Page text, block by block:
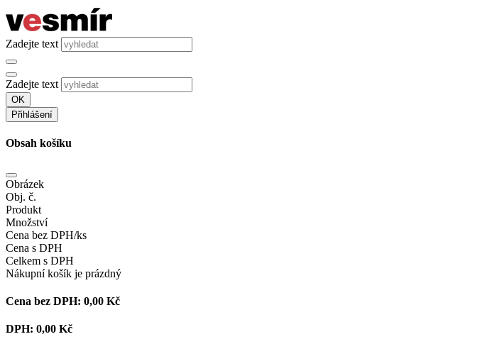
Zadejte text
Zadejte text
OK
Přihlášení
Obsah košíku
Obrázek
Obj. č.
Produkt
Množství
Cena bez DPH/ks
Cena s DPH
Celkem s DPH
Nákupní košík je prázdný
Cena bez DPH: 0,00 Kč
DPH: 0,00 Kč